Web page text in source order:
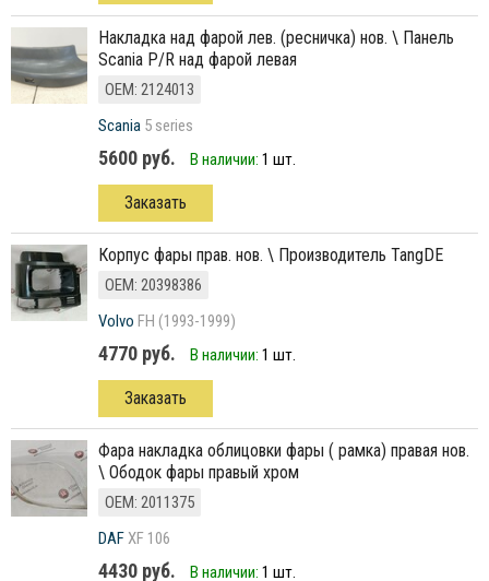
Накладка над фарой лев. (ресничка) нов. \ Панель
Scania P/R над фарой левая
ОЕМ: 2124013
Scania 5 series
5600 руб. В наличии: 1 шт.
Заказать
корпус фары прав. нов. \ Производитель TangDE
ОЕМ: 20398386
Volvo FH (1993-1999)
4770 руб. В наличии: 1 шт.
Заказать
фара накладка облицовки фары ( рамка) правая нов.
\ Ободок фары правый хром
ОЕМ: 2011375
DAFXF 106
4430 руб. В наличии: 1 шт.